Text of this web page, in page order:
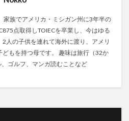
家族でアメリカ・ミシガン州に3年半の
点取得しTOIECを卒業し、今はゆる
人の子供を連れて海外に渡り、アメリ
もを持つ母です。 趣味は旅行（32か
ゴルフ、マンガ読むことなど